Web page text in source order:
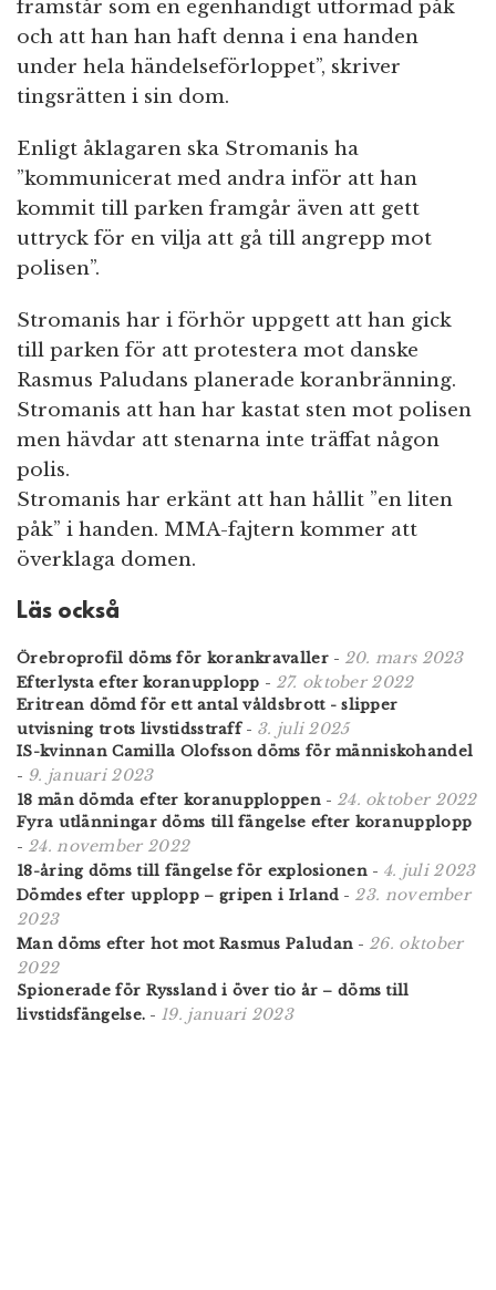
framstår som en egenhändigt utformad påk
och att han han haft denna i ena handen
under hela händelseförloppet”, skriver
tingsrätten i sin dom.
Enligt åklagaren ska Stromanis ha
”kommunicerat med andra inför att han
kommit till parken framgår även att gett
uttryck för en vilja att gå till angrepp mot
polisen”.
Stromanis har i förhör uppgett att han gick
till parken för att protestera mot danske
Rasmus Paludans planerade koranbränning.
Stromanis att han har kastat sten mot polisen
men hävdar att stenarna inte träffat någon
polis.
Stromanis har erkänt att han hållit ”en liten
påk” i handen. MMA-fajtern kommer att
överklaga domen.
Läs också
Örebroprofil döms för korankravaller- 20. mars 2023
Efterlysta efter koranupplopp - 27. oktober 2022
Eritrean dömd för ett antal våldsbrott - slipper
utvisning trots livstidsstraff- 3. juli 2025
IS-kvinnan Camilla Olofsson döms för människohandel
- 9. januari 2023
18 män dömda efter koranupploppen- 24. oktober 2022
Fyra utlänningar döms till fängelse efter koranupplopp
- 24. november 2022
18-åring döms till fängelse för explosionen- 4. juli 2023
Dömdes efter upplopp – gripen i Irland - 23. november
2023
Man döms efter hot mot Rasmus Paludan - 26. oktober
2022
Spionerade för Ryssland i över tio år – döms till
livstidsfängelse. - 19. januari 2023